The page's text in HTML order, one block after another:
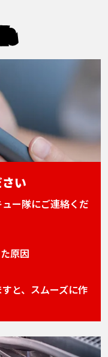
い
ー隊にご連絡くだ
原因
と、スムーズに作